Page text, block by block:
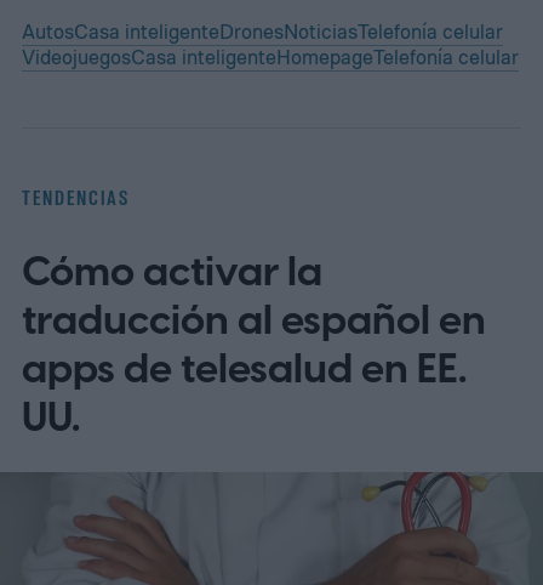
AutosCasa inteligenteDronesNoticiasTelefonía celular
VideojuegosCasa inteligenteHomepageTelefonía celular
TENDENCIAS
Cómo activar la
traducción al español en
apps de telesalud en EE.
UU.